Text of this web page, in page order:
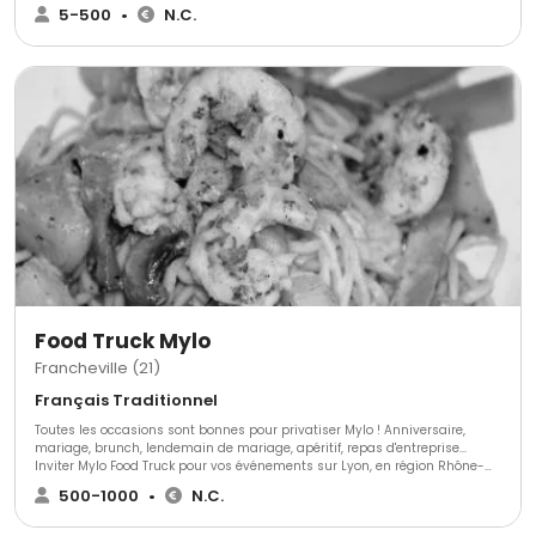
pâté croute (2010) et Champion de France de la terrine de canard.
5-500 • N.C.
Food Truck Mylo
Francheville (21)
Français Traditionnel
Toutes les occasions sont bonnes pour privatiser Mylo ! Anniversaire,
mariage, brunch, lendemain de mariage, apéritif, repas d'entreprise...
Inviter Mylo Food Truck pour vos événements sur Lyon, en région Rhône-
Alpes ou partout ailleurs, c'est s'assurer un moment original et le régal de
vos convives. A vous d'imaginer "Your Lunch Original"... Nous vous
500-1000 • N.C.